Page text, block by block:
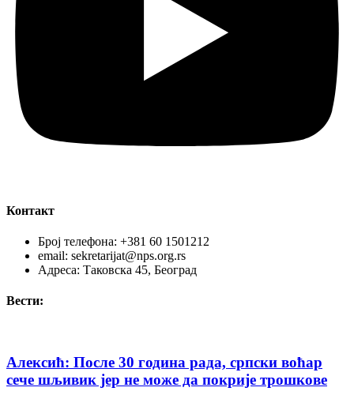
Контакт
Број телефона: +381 60 1501212
email: sekretarijat@nps.org.rs
Адреса: Таковска 45, Београд
Вести:
Алексић: После 30 година рада, српски воћар
сече шљивик јер не може да покрије трошкове